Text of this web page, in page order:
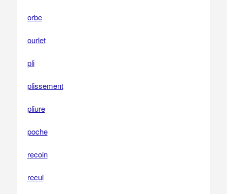
orbe
ourlet
pli
plissement
pliure
poche
recoin
recul